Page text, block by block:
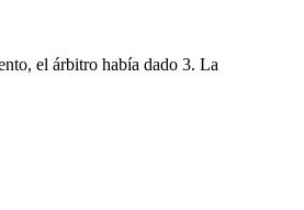
el árbitro había dado 3. La